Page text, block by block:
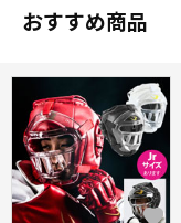
おすすめ商品